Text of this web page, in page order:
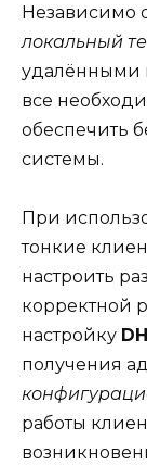
Независимо
локальный
удалёнными
все
обеспечить
системы.
При
тонкие
настроить
корректной
настройку
получения
работы